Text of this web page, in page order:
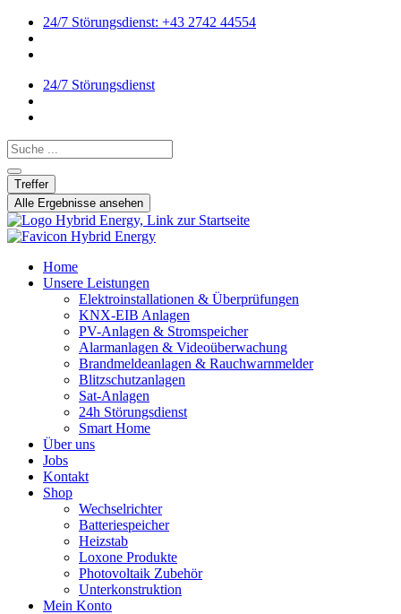
24/7 Störungsdienst: +43 2742 44554
24/7 Störungsdienst
Search ...
Treffer
Alle Ergebnisse ansehen
Home
Unsere Leistungen
Elektroinstallationen & Überprüfungen
KNX-EIB Anlagen
PV-Anlagen & Stromspeicher
Alarmanlagen & Videoüberwachung
Brandmeldeanlagen & Rauchwarnmelder
Blitzschutzanlagen
Sat-Anlagen
24h Störungsdienst
Smart Home
Über uns
Jobs
Kontakt
Shop
Wechselrichter
Batteriespeicher
Heizstab
Loxone Produkte
Photovoltaik Zubehör
Unterkonstruktion
Mein Konto